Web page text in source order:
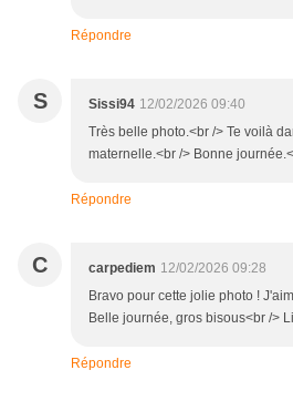
Répondre
S Sissi94 12/02/2026 09:40
Très belle photo.<br /> Te voilà
maternelle.<br /> Bonne
Répondre
C carpediem 12/02/2026 09:28
Bravo pour cette jolie photo !
Belle journée, gros bisous<br />
Répondre